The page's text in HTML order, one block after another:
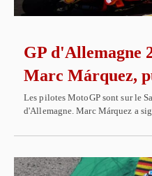
GP d'Allemagne
Marc Márquez,
Les pilotes MotoGP sont sur le
d'Allemagne. Marc Márquez a